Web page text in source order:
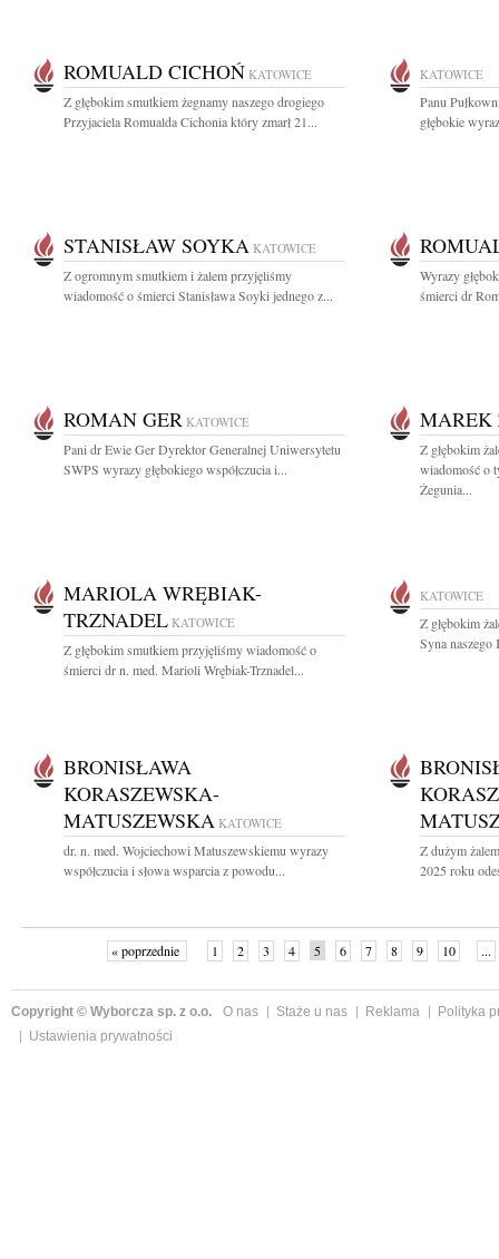
ROMUALD CICHOŃ KATOWICE
Z głębokim smutkiem żegnamy naszego drogiego
Przyjaciela Romualda Cichonia który zmarł 21...
KATOWICE
Panu
głębokie
STANISŁAW SOYKA KATOWICE
Z ogromnym smutkiem i żalem przyjęliśmy
wiadomość o śmierci Stanisława Soyki jednego z...
Wyrazy
śmierci dr
ROMAN GER KATOWICE
Pani dr Ewie Ger Dyrektor Generalnej Uniwersytetu
SWPS wyrazy głębokiego współczucia i...
MAREK
Z głębokim
wiadomość o
Żegunia...
MARIOLA WRĘBIAK-
TRZNADEL KATOWICE
Z głębokim smutkiem przyjęliśmy wiadomość o
śmierci dr n. med. Marioli Wrębiak-Trznadel...
KATOWICE
Z głębokim
Syna
BRONISŁAWA
KORASZEWSKA-
MATUSZEWSKA KATOWICE
dr. n. med. Wojciechowi Matuszewskiemu wyrazy
współczucia i słowa wsparcia z powodu...
Z dużym
2025 roku
« poprzednie 1 2 3 4 5 6 7 8 9 10 ...
Copyright © Wyborcza sp. z o.o. O nas Staże u nas Reklama
Polityka
Ustawienia prywatności